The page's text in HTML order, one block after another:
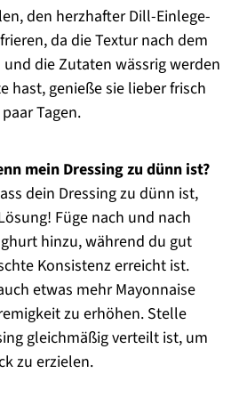
den herzhafter Dill-Einlege-
da die Textur nach dem
die Zutaten wässrig werden
hast, genieße sie lieber frisch
Tagen.
mein Dressing zu dünn ist?
dein Dressing zu dünn ist,
Füge nach und nach
hinzu, während du gut
Konsistenz erreicht ist.
etwas mehr Mayonnaise
zu erhöhen. Stelle
gleichmäßig verteilt ist, um
zu erzielen.